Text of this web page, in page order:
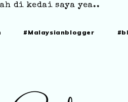
di kedai saya yea..
#Malaysianblogger